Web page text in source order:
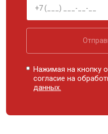
Нажимая на кнопку
согласие на
данных.